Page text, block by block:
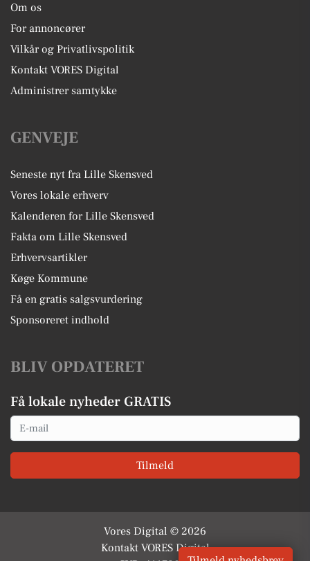
Om os
For annoncører
Vilkår og Privatlivspolitik
Kontakt VORES Digital
Administrer samtykke
GENVEJE
Seneste nyt fra Lille Skensved
Vores lokale erhverv
Kalenderen for Lille Skensved
Fakta om Lille Skensved
Erhvervsartikler
Køge Kommune
Få en gratis salgsvurdering
Sponsoreret indhold
BLIV OPDATERET
Få lokale nyheder GRATIS
Email
Tilmeld
Vores Digital © 2026
Kontakt VORES Digital